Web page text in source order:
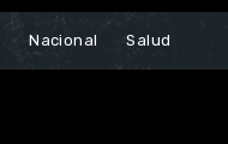
Nacional Salud